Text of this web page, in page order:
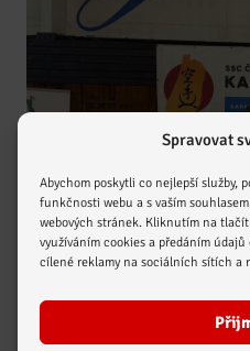
Spravovat
Abychom poskytli co nejlepší služby,
funkčnosti webu a s vaším
webových stránek. Kliknutím na
využíváním cookies a předáním
cílené reklamy na sociálních sítích a
Aktuality
Zobrazit více